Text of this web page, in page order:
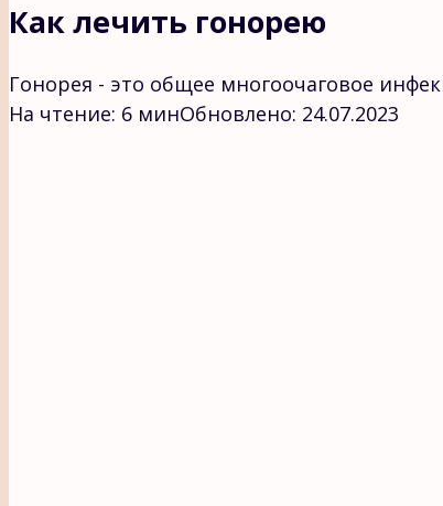
Как лечить гонорею
Гонорея - это общее многоочаговое
На чтение: 6 минОбновлено: 24.07.2023